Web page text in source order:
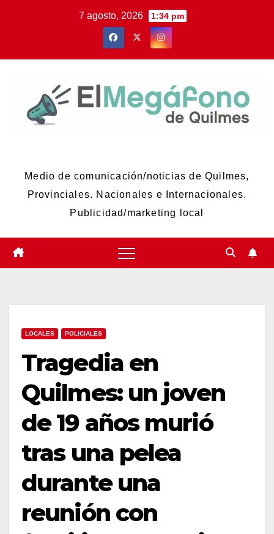
7 agosto, 2026 1:34 pm
Medio de comunicación/noticias de Quilmes,
Provinciales. Nacionales e Internacionales.
Publicidad/marketing local
LOCALES POLICIALES
Tragedia en
Quilmes: un joven
de 19 años murió
tras una pelea
durante una
reunión con